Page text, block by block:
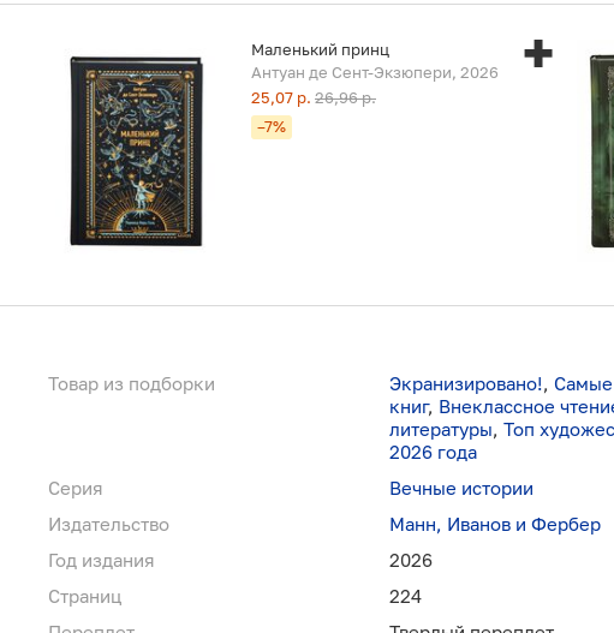
Маленький принц
Антуан де Сент-Экзюпери, 2026
25,07 р. 26,96 р.
–7%
Товар из подборки Экранизировано!, Самые
книг, Внеклассное
литературы, Топ
2026 года
Серия
Вечные истории
Издательство
Манн, Иванов и Фербер
Год издания
2026
Страниц
224